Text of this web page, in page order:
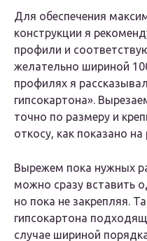
Для обеспечения
конструкции я
профили и
желательно шириной
профилях я
гипсокартона».
точно по размеру и
откосу, как показано на
Вырежем пока нужных
можно сразу вставить
но пока не закрепляя.
гипсокартона
случае шириной